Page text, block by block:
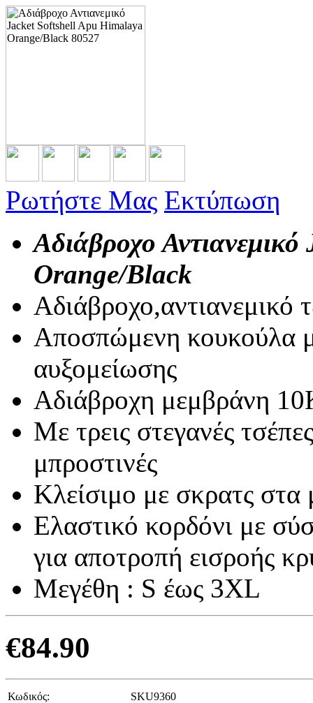
Ρωτήστε Μας Εκτύπωση
Αδιάβροχο
Orange/Black
Αδιάβροχο,αντιανεμικό
Αποσπώμενη κουκούλα
αυξομείωσης
Αδιάβροχη μεμβράνη
Με τρεις στεγανές
μπροστινές
Κλείσιμο με σκρατς στα
Ελαστικό κορδόνι με
για αποτροπή εισροής
Μεγέθη : S έως 3XL
€84.90
Κωδικός:
SKU9360